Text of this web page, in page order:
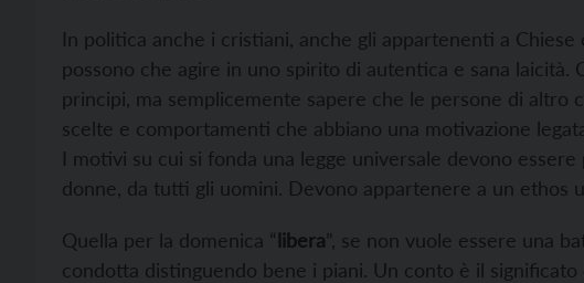
In politica anche i cristiani, anche gli appartenenti a
possono che agire in uno spirito di autentica e sana
principi, ma semplicemente sapere che le persone di altro
scelte e comportamenti che abbiano una motivazione
I motivi su cui si fonda una legge universale devono
donne, da tutti gli uomini. Devono appartenere a un ethos
Quella per la domenica “libera”, se non vuole essere una
condotta distinguendo bene i piani. Un conto è il